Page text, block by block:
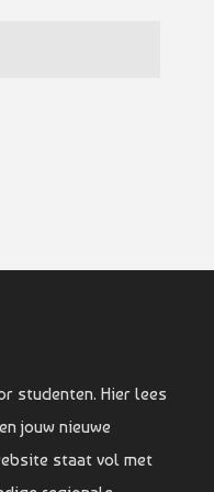
studenten. Hier lees
jouw nieuwe
staat vol met